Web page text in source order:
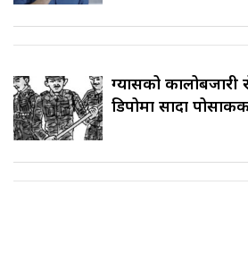
ग्यासको कालोबजारी
डिपोमा सादा